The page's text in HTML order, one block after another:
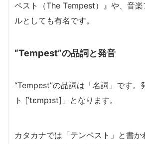
ペスト（The Tempest）』や、音楽
ルとしても有名です。
“Tempest”の品詞と発音
“Tempest”の品詞は「名詞」です。
ト [ˈtɛmpɪst]」となります。
カタカナでは「テンペスト」と書